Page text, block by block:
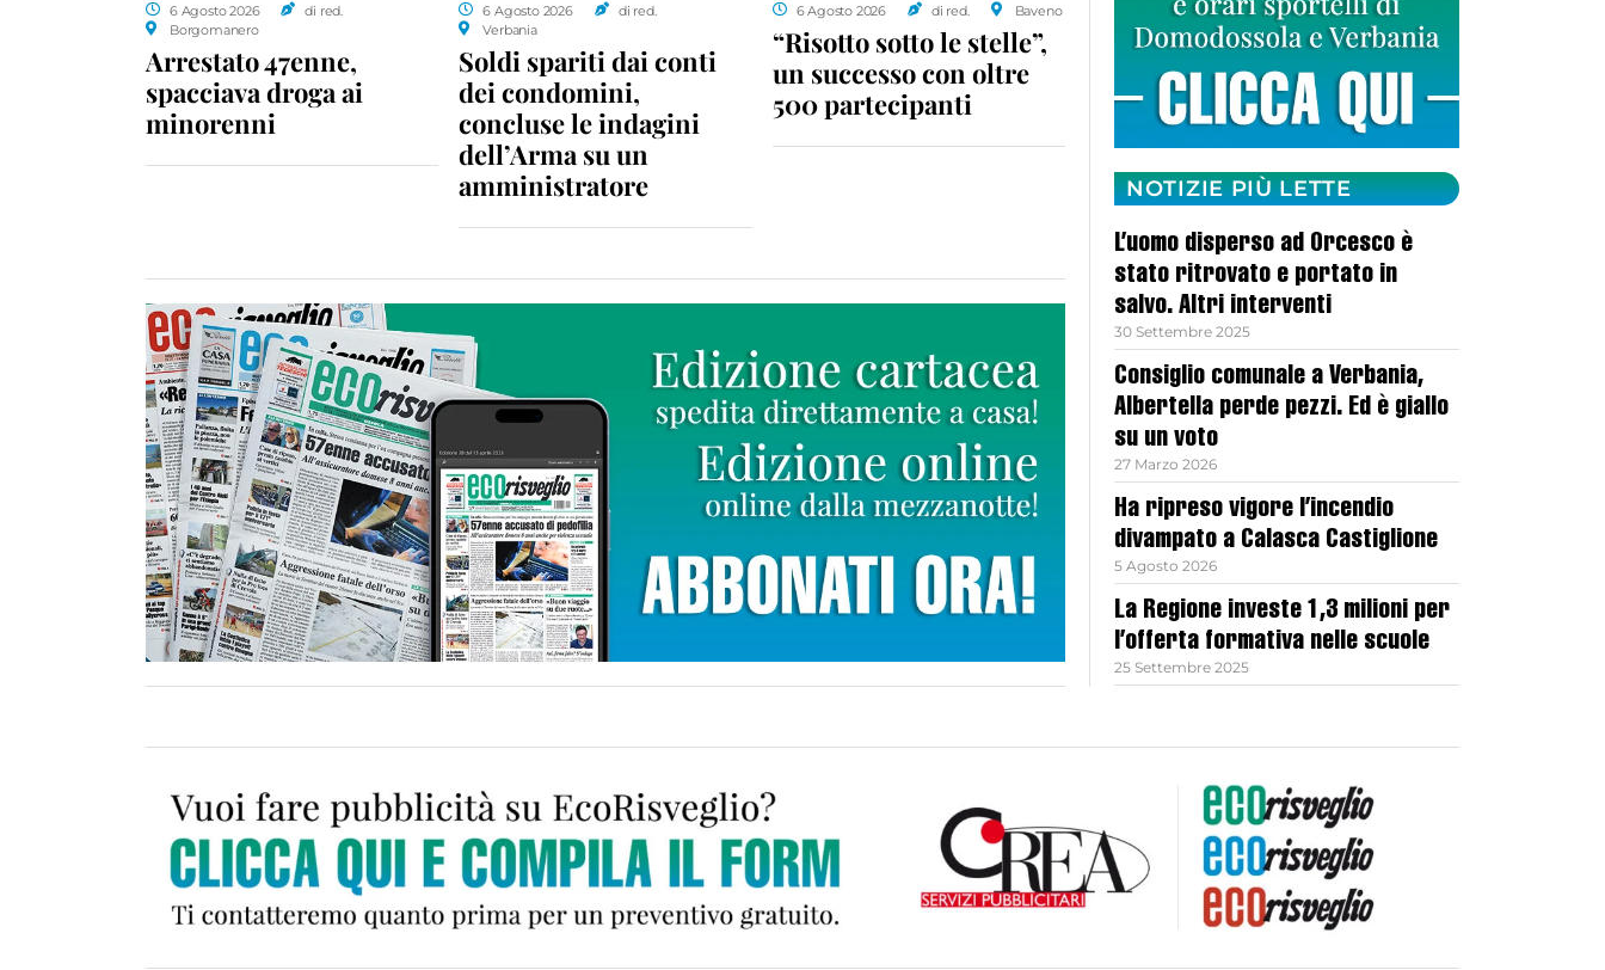
6 Agosto 2026
di red.
Borgomanero
Arrestato 47enne,
spacciava droga ai
minorenni
6 Agosto 2026
di red.
Verbania
Soldi spariti dai conti
dei condomini,
concluse le indagini
dell’Arma su un
amministratore
6 Agosto 2026 di red. Baveno
“Risotto sotto le stelle”,
un successo con oltre
500 partecipanti
NOTIZIE PIÙ LETTE
L’uomo disperso ad Orcesco è
stato ritrovato e portato in
salvo. Altri interventi
30 Settembre 2025
Consiglio comunale a Verbania,
Albertella perde pezzi. Ed è giallo
su un voto
27 Marzo 2026
Ha ripreso vigore l’incendio
divampato a Calasca Castiglione
5 Agosto 2026
La Regione investe 1,3 milioni per
l’offerta formativa nelle scuole
25 Settembre 2025